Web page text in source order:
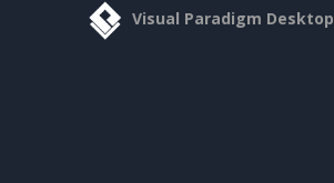
Visual Paradigm Desktop